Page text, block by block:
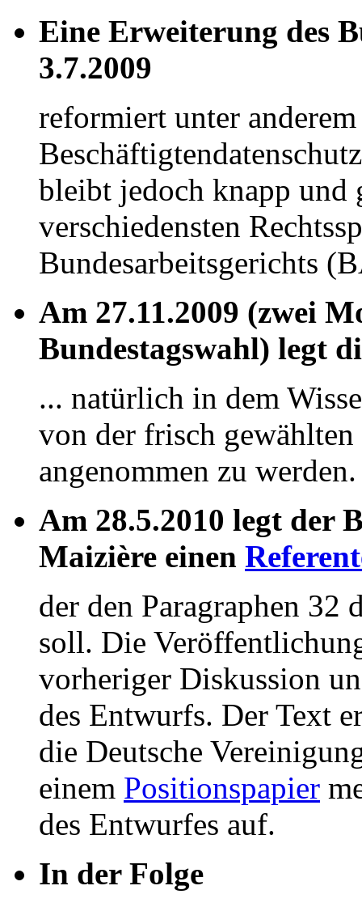
Eine Erweiterung des
3.7.2009
reformiert unter
bleibt jedoch knapp und
verschiedensten
Bundesarbeitsgerichts
Am 27.11.2009 (zwei
Bundestagswahl) legt
... natürlich in dem
von der frisch
angenommen zu werden.
Am 28.5.2010 legt der
Maizière einen
der den Paragraphen 32
soll. Die
vorheriger Diskussion
des Entwurfs. Der Text
die Deutsche
einem Positionspapier
des Entwurfes auf.
In der Folge